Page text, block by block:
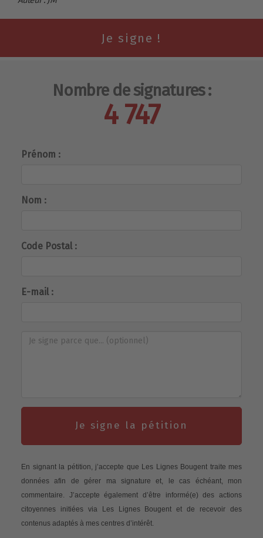
Nombre de signatures :
4 747
Prénom :
Nom :
Code Postal :
E-mail :
Je signe la pétition
En signant la pétition, j’accepte que Les Lignes Bougent traite mes
données afin de gérer ma signature et, le cas échéant, mon
commentaire. J’accepte également d’être informé(e) des actions
citoyennes initiées via Les Lignes Bougent et de recevoir des
contenus adaptés à mes centres d’intérêt.